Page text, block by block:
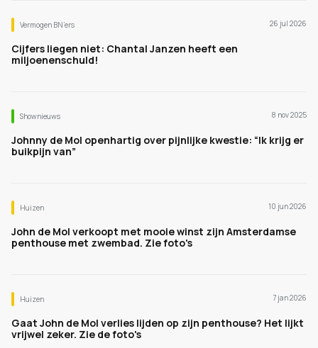
Vermogen BN’ers 26 jul 2026
Cijfers liegen niet: Chantal Janzen heeft een
miljoenenschuld!
Shownieuws 8 nov 2025
Johnny de Mol openhartig over pijnlijke kwestie: “Ik krijg er
buikpijn van”
Huizen 10 jun 2026
John de Mol verkoopt met mooie winst zijn Amsterdamse
penthouse met zwembad. Zie foto's
Huizen 7 jan 2026
Gaat John de Mol verlies lijden op zijn penthouse? Het lijkt
vrijwel zeker. Zie de foto's